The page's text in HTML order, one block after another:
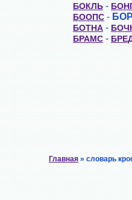
БОКЛЬ -
БООПС -
БОТНА -
БРАМС -
Главная » словарь